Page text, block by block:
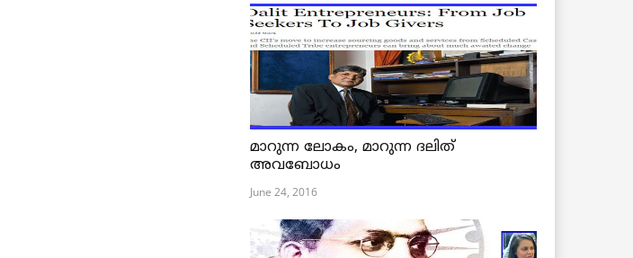
മാറുന്ന ലോകം, മാറുന്ന ദലിത്
അവബോധം
June 24, 2016